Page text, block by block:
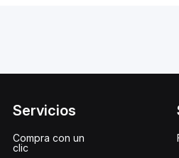
Servicios
Compra con un
clic